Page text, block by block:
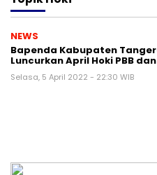
NEWS
Bapenda Kabupaten
Luncurkan April Hoki PBB dan
Selasa, 5 April 2022 - 22:30 WIB